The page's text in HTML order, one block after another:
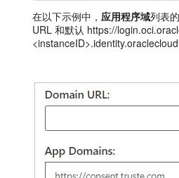
在以下示例中，应用程序域列表
URL 和默认 https://